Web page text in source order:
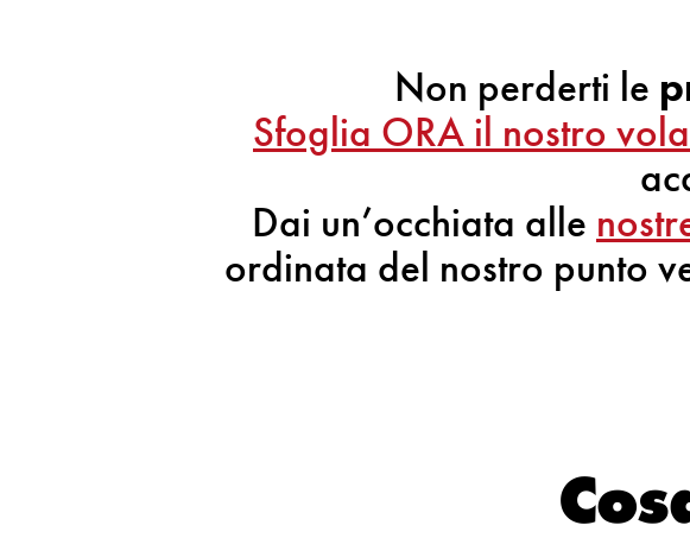
Non perderti le
Sfoglia ORA il nostro
Dai un’occhiata alle
ordinata del nostro punto